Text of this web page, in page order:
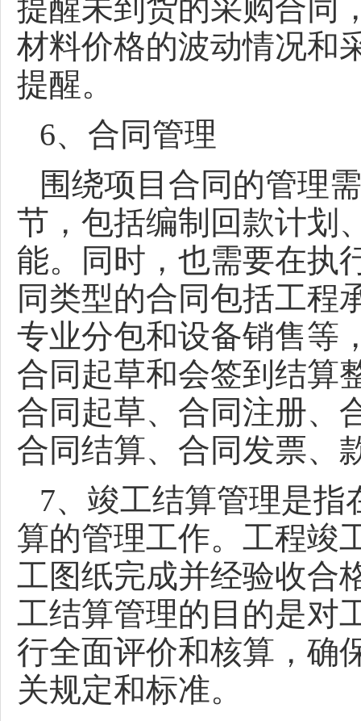
提醒未到货的采购合同
材料价格的波动情况和
提醒。
6、合同管理
围绕项目合同的管理
节，包括编制回款计划
能。同时，也需要在执
同类型的合同包括工程
专业分包和设备销售等
合同起草和会签到结算
合同起草、合同注册、
合同结算、合同发票、
7、竣工结算管理是
算的管理工作。工程竣
工图纸完成并经验收合
工结算管理的目的是对
行全面评价和核算，确
关规定和标准。